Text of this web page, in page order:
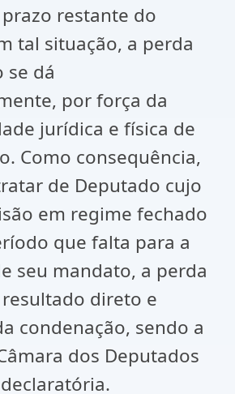
restante do
tal situação, a perda
se dá
por força da
jurídica e física de
Como consequência,
de Deputado cujo
em regime fechado
que falta para a
seu mandato, a perda
direto e
condenação, sendo a
dos Deputados